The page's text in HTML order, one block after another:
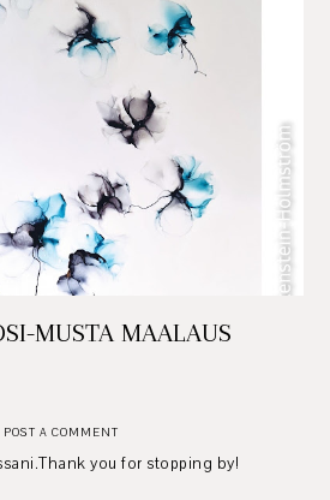
MUSTA MAALAUS
POST A COMMENT
you for stopping by!